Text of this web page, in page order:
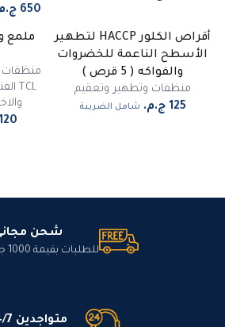
أقراص الكلور HACCP لتطهير
الأسطح الناعمة للخضروات
والفواكه ( 5 قرص )
منظفات وتطهير وتعقيم
شامل الضريبة
منظفات
TCL الفندقية
شحن
للطلبات بقيمة 1000 جنيه أو أكثر
متواجدين 24/7